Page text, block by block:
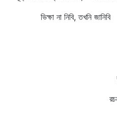
ভিক্ষা না নিবি, তখনি